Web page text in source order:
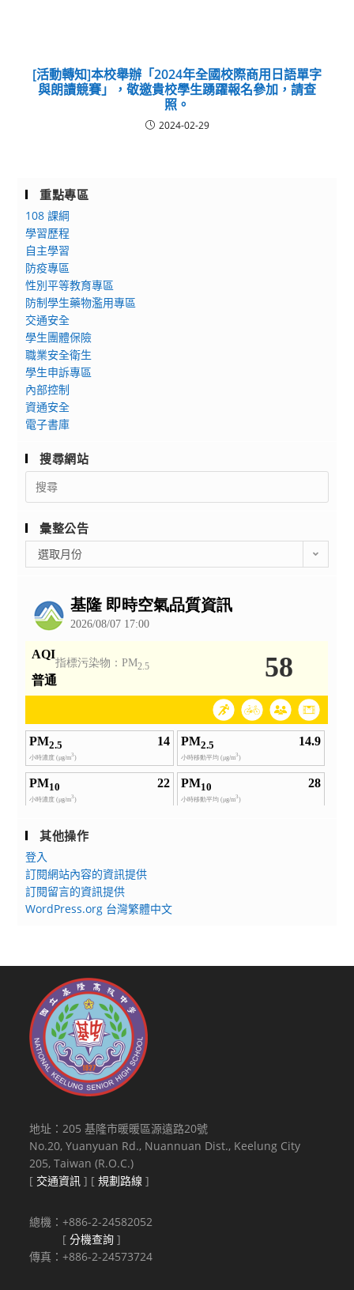
[活動轉知]本校舉辦「2024年全國校際商用日語單字
與朗讀競賽」，敬邀貴校學生踴躍報名參加，請查
照。
2024-02-29
重點專區
108 課綱
學習歷程
自主學習
防疫專區
性別平等教育專區
防制學生藥物濫用專區
交通安全
學生團體保險
職業安全衛生
學生申訴專區
內部控制
資通安全
電子書庫
搜尋網站
Search
for:
彙整公告
整
選取月份
其他操作
登入
訂閱網站內容的資訊提供
訂閱留言的資訊提供
WordPress.org 台灣繁體中文
地址：205 基隆市暖暖區源遠路20號
No.20, Yuanyuan Rd., Nuannuan Dist., Keelung City
205, Taiwan (R.O.C.)
[ 交通資訊 ] [規劃路線 ]
總機：+886-2-24582052
[分機查詢 ]
傳真：+886-2-24573724